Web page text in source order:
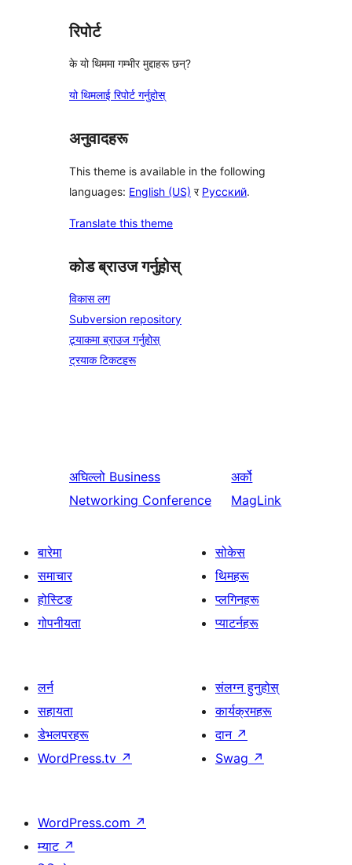
रिपोर्ट
के यो थिममा गम्भीर मुद्दाहरू छन्?
यो थिमलाई रिपोर्ट गर्नुहोस्
अनुवादहरू
This theme is available in the following
languages: English (US) र Русский.
Translate this theme
कोड ब्राउज गर्नुहोस्
विकास लग
Subversion repository
ट्र्याकमा ब्राउज गर्नुहोस्
ट्रयाक टिकटहरू
अघिल्लो Business
Networking Conference
अर्को
MagLink
बारेमा
समाचार
होस्टिङ
गोपनीयता
सोकेस
थिमहरू
प्लगिनहरू
प्याटर्नहरू
लर्न
सहायता
डेभलपरहरू
WordPress.tv ↗
संलग्न हुनुहोस्
कार्यक्रमहरू
दान ↗
Swag ↗
WordPress.com ↗
म्याट ↗